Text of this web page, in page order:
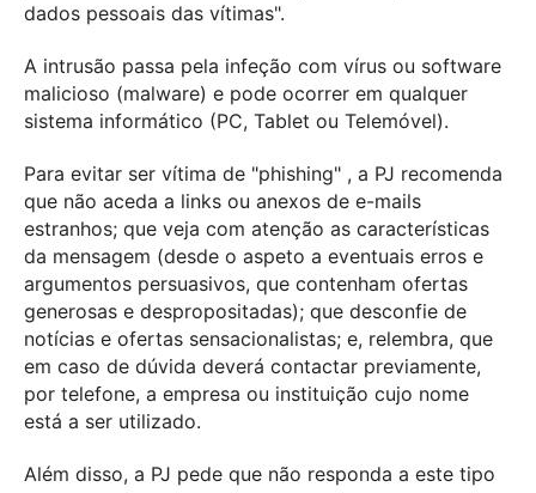
dados pessoais das vítimas".
A intrusão passa pela infeção com vírus ou software
malicioso (malware) e pode ocorrer em qualquer
sistema informático (PC, Tablet ou Telemóvel).
Para evitar ser vítima de "phishing" , a PJ recomenda
que não aceda a links ou anexos de e-mails
estranhos; que veja com atenção as características
da mensagem (desde o aspeto a eventuais erros e
argumentos persuasivos, que contenham ofertas
generosas e despropositadas); que desconfie de
notícias e ofertas sensacionalistas; e, relembra, que
em caso de dúvida deverá contactar previamente,
por telefone, a empresa ou instituição cujo nome
está a ser utilizado.
Além disso, a PJ pede que não responda a este tipo